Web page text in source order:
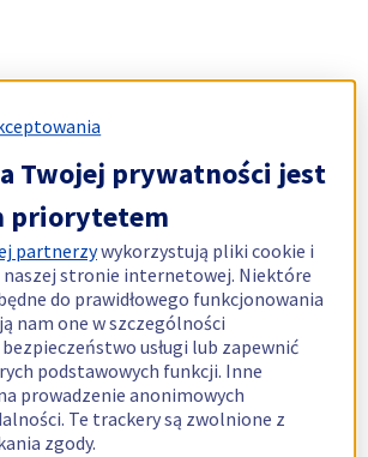
Twojej prywatności jest
priorytetem
partnerzywykorzystują pliki cookie i
naszej stronie internetowej. Niektóre
do prawidłowego funkcjonowania
nam one w szczególności
usługi lub zapewnić
podstawowych funkcji. Inne
prowadzenie anonimowych
Te trackery są zwolnione z
zgody.